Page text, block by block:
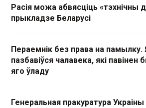
Расія можа абвясціць «тэхнічны
прыкладзе Беларусі
Пераемнік без права на
пазбавіўся чалавека, які
яго ўладу
Генеральная пракуратура